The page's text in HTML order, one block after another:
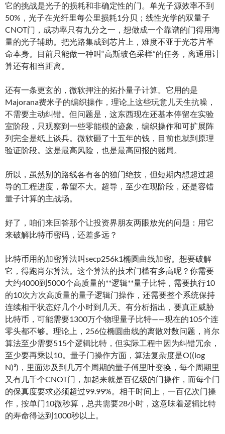
它的挑战是光子的损耗和非确定性的门。单光子源效率不到
50%，光子在光纤里每公里损耗1分贝；线性光学的双量子
CNOT门，成功率只有九分之一，想做成一个靠谱的门得用海
量的光子辅助。把光路集成到芯片上，难度不亚于光芯片革
命本身。目前只能做一种叫“高斯玻色采样”的任务，离通用计
算还有相当距离。
还有一条更玄的，微软押注的拓扑量子计算。它用的是
Majorana费米子的编织操作，理论上这些玩意儿天生抗噪，
不需要主动纠错。但问题是，这东西现在还基本停留在实验
室阶段，只观察到一些零能模的迹象，编织操作和可扩展阵
列完全是纸上谈兵。微软砸了十五年的钱，目前也就到原理
验证阶段。这是最高风险，也是最高回报的赌局。
所以，虽然别的路线各有各的独门绝技，但短期内想超过超
导的工程进度，希望不大。超导，至少在现阶段，还是容错
量子计算的主战场。
好了，咱们来回答那个让投资界朋友两眼放光的问题：用它
来破解比特币密码，还差多远？
比特币用的加密算法叫secp256k1椭圆曲线加密。想要破解
它，得跑肖尔算法。这个算法的技术门槛有多高呢？你需要
大约4000到5000个高质量的**逻辑**量子比特，需要执行10
的10次方次高质量的量子逻辑门操作，还需要整个系统保持
连续相干状态好几个小时到几天。有分析指出，要真正威胁
比特币，可能需要1300万个物理量子比特——现在的105个连
零头都不够。理论上，256位椭圆曲线的离散对数问题，肖尔
算法至少需要515个逻辑比特，但实际工程中因为纠错冗余，
至少要再乘以10。量子门操作方面，算法复杂度是O((log
N)³)，里面涉及到几万个周期的量子傅里叶变换，每个周期里
又有几千个CNOT门，加起来就是百亿级的门操作，而每个门
的保真度要求必须超过99.99%。相干时间上，一百亿次门操
作，按单门10微秒算，总共需要28小时，这意味着逻辑比特
的寿命得达到1000秒以上。